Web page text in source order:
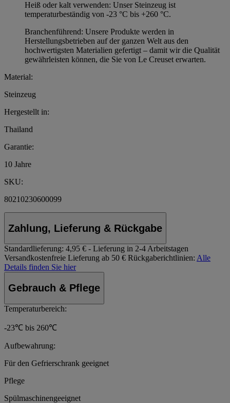
Heiß oder kalt verwenden: Unser Steinzeug ist
temperaturbeständig von -23 °C bis +260 °C.
Branchenführend: Unsere Produkte werden in
Herstellungsbetrieben auf der ganzen Welt aus den
hochwertigsten Materialien gefertigt – damit wir die Qualität
gewährleisten können, die Sie von Le Creuset erwarten.
Material:
Steinzeug
Hergestellt in:
Thailand
Garantie:
10 Jahre
SKU:
80210230600099
Zahlung, Lieferung & Rückgabe
Standardlieferung: 4,95 € - Lieferung in 2-4 Arbeitstagen
Versandkostenfreie Lieferung ab 50 € Rückgaberichtlinien: Alle
Details finden Sie hier
Gebrauch & Pflege
Temperaturbereich:
-23℃ bis 260℃
Aufbewahrung:
Für den Gefrierschrank geeignet
Pflege
Spülmaschinengeeignet